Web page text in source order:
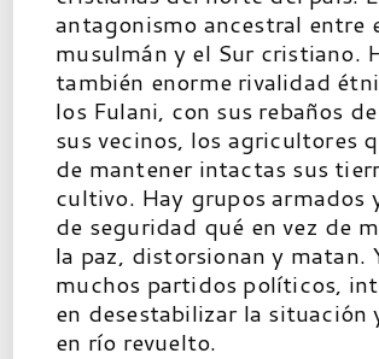
antagonismo ancestral entre
musulmán y el Sur cristiano.
también enorme rivalidad
los Fulani, con sus rebaños
sus vecinos, los agricultores
de mantener intactas sus
cultivo. Hay grupos armados
de seguridad qué en vez de
la paz, distorsionan y matan.
muchos partidos políticos,
en desestabilizar la situación
en río revuelto.